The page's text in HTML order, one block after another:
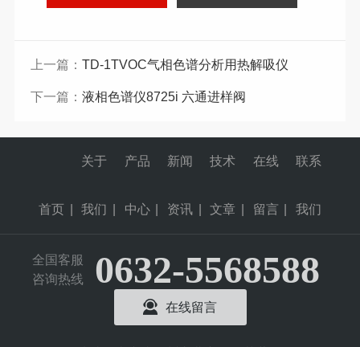
上一篇： TD-1TVOC气相色谱分析用热解吸仪
下一篇： 液相色谱仪8725i 六通进样阀
首页
关于
我们
产品
中心
新闻
资讯
技术
文章
在线
留言
联系
我们
全国客服
咨询热线
0632-5568588
在线留言